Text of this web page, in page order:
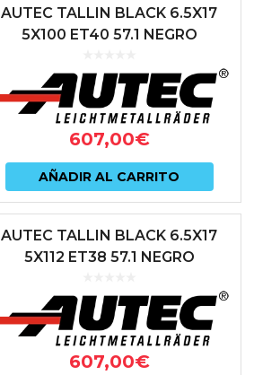
AUTEC TALLIN BLACK 6.5X17
5X100 ET40 57.1 NEGRO
607,00€
AÑADIR AL CARRITO
AUTEC TALLIN BLACK 6.5X17
5X112 ET38 57.1 NEGRO
607,00€